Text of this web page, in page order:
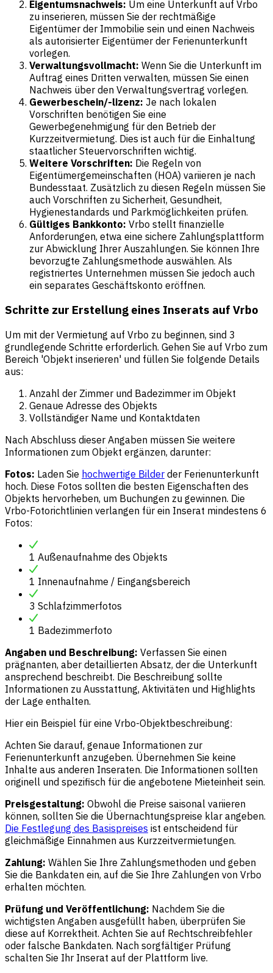
Eigentumsnachweis: Um eine Unterkunft auf Vrbo
zu inserieren, müssen Sie der rechtmäßige
Eigentümer der Immobilie sein und einen Nachweis
als autorisierter Eigentümer der Ferienunterkunft
vorlegen.
Verwaltungsvollmacht: Wenn Sie die Unterkunft im
Auftrag eines Dritten verwalten, müssen Sie einen
Nachweis über den Verwaltungsvertrag vorlegen.
Gewerbeschein/-lizenz: Je nach lokalen
Vorschriften benötigen Sie eine
Gewerbegenehmigung für den Betrieb der
Kurzzeitvermietung. Dies ist auch für die Einhaltung
staatlicher Steuervorschriften wichtig.
Weitere Vorschriften: Die Regeln von
Eigentümergemeinschaften (HOA) variieren je nach
Bundesstaat. Zusätzlich zu diesen Regeln müssen Sie
auch Vorschriften zu Sicherheit, Gesundheit,
Hygienestandards und Parkmöglichkeiten prüfen.
Gültiges Bankkonto: Vrbo stellt finanzielle
Anforderungen, etwa eine sichere Zahlungsplattform
zur Abwicklung Ihrer Auszahlungen. Sie können Ihre
bevorzugte Zahlungsmethode auswählen. Als
registriertes Unternehmen müssen Sie jedoch auch
ein separates Geschäftskonto eröffnen.
Schritte zur Erstellung eines Inserats auf Vrbo
Um mit der Vermietung auf Vrbo zu beginnen, sind 3
grundlegende Schritte erforderlich. Gehen Sie auf Vrbo zum
Bereich 'Objekt inserieren' und füllen Sie folgende Details
aus:
Anzahl der Zimmer und Badezimmer im Objekt
Genaue Adresse des Objekts
Vollständiger Name und Kontaktdaten
Nach Abschluss dieser Angaben müssen Sie weitere
Informationen zum Objekt ergänzen, darunter:
Fotos: Laden Sie hochwertige Bilder der Ferienunterkunft
hoch. Diese Fotos sollten die besten Eigenschaften des
Objekts hervorheben, um Buchungen zu gewinnen. Die
Vrbo-Fotorichtlinien verlangen für ein Inserat mindestens 6
Fotos:
1 Außenaufnahme des Objekts
1 Innenaufnahme / Eingangsbereich
3 Schlafzimmerfotos
1 Badezimmerfoto
Angaben und Beschreibung: Verfassen Sie einen
prägnanten, aber detaillierten Absatz, der die Unterkunft
ansprechend beschreibt. Die Beschreibung sollte
Informationen zu Ausstattung, Aktivitäten und Highlights
der Lage enthalten.
Hier ein Beispiel für eine Vrbo-Objektbeschreibung:
Achten Sie darauf, genaue Informationen zur
Ferienunterkunft anzugeben. Übernehmen Sie keine
Inhalte aus anderen Inseraten. Die Informationen sollten
originell und spezifisch für die angebotene Mieteinheit sein.
Preisgestaltung: Obwohl die Preise saisonal variieren
können, sollten Sie die Übernachtungspreise klar angeben.
Die Festlegung des Basispreises ist entscheidend für
gleichmäßige Einnahmen aus Kurzzeitvermietungen.
Zahlung: Wählen Sie Ihre Zahlungsmethoden und geben
Sie die Bankdaten ein, auf die Sie Ihre Zahlungen von Vrbo
erhalten möchten.
Prüfung und Veröffentlichung: Nachdem Sie die
wichtigsten Angaben ausgefüllt haben, überprüfen Sie
diese auf Korrektheit. Achten Sie auf Rechtschreibfehler
oder falsche Bankdaten. Nach sorgfältiger Prüfung
schalten Sie Ihr Inserat auf der Plattform live.